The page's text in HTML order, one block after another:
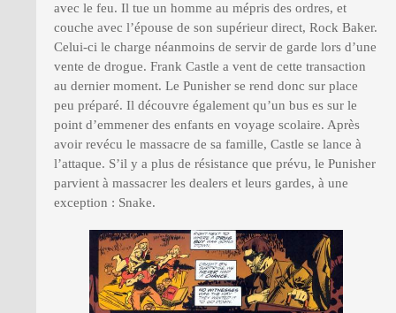
avec le feu. Il tue un homme au mépris des ordres, et
couche avec l’épouse de son supérieur direct, Rock Baker.
Celui-ci le charge néanmoins de servir de garde lors d’une
vente de drogue. Frank Castle a vent de cette transaction
au dernier moment. Le Punisher se rend donc sur place
peu préparé. Il découvre également qu’un bus es sur le
point d’emmener des enfants en voyage scolaire. Après
avoir revécu le massacre de sa famille, Castle se lance à
l’attaque. S’il y a plus de résistance que prévu, le Punisher
parvient à massacrer les dealers et leurs gardes, à une
exception : Snake.